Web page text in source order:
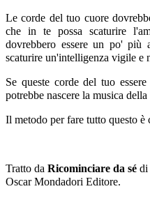
Le corde del tuo cuore
che in te possa scaturire
dovrebbero essere un po' più
scaturire un'intelligenza vigile e
Se queste corde del tuo
potrebbe nascere la musica della
Il metodo per fare tutto questo è
Tratto da Ricominciare da sé di
Oscar Mondadori Editore.